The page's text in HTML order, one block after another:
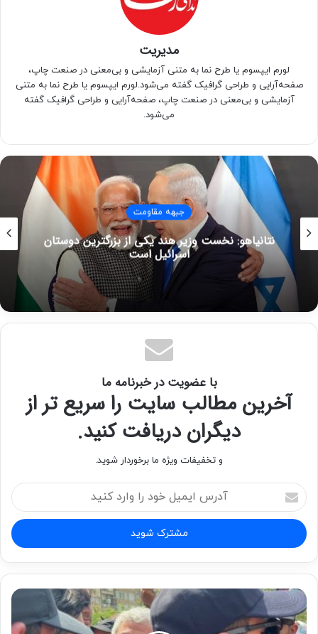
شیمیایی عراق بپذیرد، گفت: مطالبه ایرانیان برای حقیقت و عدالت،
بمباران شیمیایی سردشت یک جنایت جنگی و بمبارانی بود
که نیروی هوایی عراق در 7 تیر 1366 با استفاده از بمب‌های
شیمیایی در چهار نقطهٔ پرازدحام شهر سردشت در ایران انجام داد.
کپی لینک
مدیریت
لورم ایپسوم یا طرح‌ نما به متنی آزمایشی و بی‌معنی در صنعت چاپ،
صفحه‌آرایی و طراحی گرافیک گفته می‌شود.لورم ایپسوم یا طرح‌ نما به متنی
آزمایشی و بی‌معنی در صنعت چاپ، صفحه‌آرایی و طراحی گرافیک گفته
می‌شود.
جبهه مقاومت
نتانیاهو: نخست وزیر هند یکی از بزرگترین دوستان
اسرائیل است
با عضویت در خبرنامه ما
آخرین مطالب سایت را سریع تر از
دیگران دریافت کنید.
و تخفیفات ویژه ما برخوردار شوید.
آدرس
ایمیل
خود
را
وارد
کنید